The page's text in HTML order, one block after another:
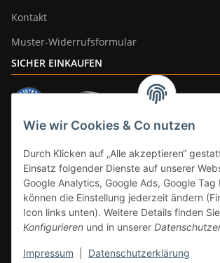
Wie wir Cookies & Co nutzen
Durch Klicken auf „Alle akzeptieren“
Einsatz folgender Dienste auf unserer
Google Analytics, Google Ads, Google Tag
können die Einstellung jederzeit ändern
Icon links unten). Weitere Details finden
Konfigurieren und in unserer
Impressum Datenschutzerklärung
Kontakt
Muster-Widerrufsformular
SICHER EINKAUFEN